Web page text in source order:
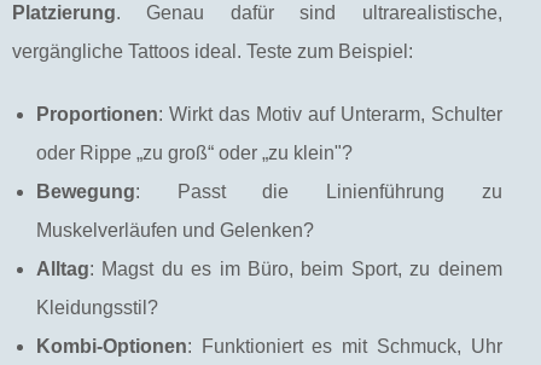
Platzierung. Genau dafür sind ultrarealistische,
vergängliche Tattoos ideal. Teste zum Beispiel:
Proportionen: Wirkt das Motiv auf Unterarm, Schulter
oder Rippe „zu groß“ oder „zu klein"?
Bewegung: Passt die Linienführung zu
Muskelverläufen und Gelenken?
Alltag: Magst du es im Büro, beim Sport, zu deinem
Kleidungsstil?
Kombi-Optionen: Funktioniert es mit Schmuck, Uhr